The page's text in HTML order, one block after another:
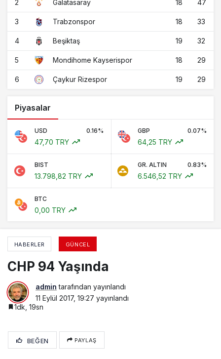
2 Galatasaray 18 47
3 Trabzonspor 18 33
4 Beşiktaş 19 32
5 Mondihome Kayserispor 18 29
6 Çaykur Rizespor 19 29
Piyasalar
USD 0.16%
47,70 TRY
GBP 0.07%
64,25 TRY
BIST
13.798,82 TRY
GR. ALTIN 0.83%
6.546,52 TRY
BTC
0,00 TRY
HABERLER GÜNCEL
CHP 94 Yaşında
admin tarafından yayınlandı
11 Eylül 2017, 19:27 yayınlandı
1dk, 19sn
BEĞEN PAYLAŞ